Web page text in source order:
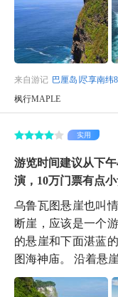
来自游记 巴厘岛∣尽享南纬
枫行MAPLE
实用
游览时间建议从下
演，10万门票有点
乌鲁瓦图悬崖也叫
断崖，应该是一个
的悬崖和下面湛蓝
图海神庙。 沿着悬